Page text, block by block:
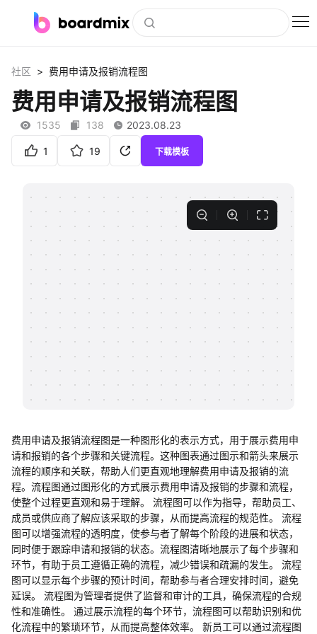
社区资源
下载
会员
私有化部署
客户案例
支持
社区 > 费用申请及报销流程图
费用申请及报销流程图
1535 138 2023.08.23
1 19 下载模板
费用申请及报销流程图是一种图形化的表示方式，用于展示费用申
请和报销的各个步骤和关键流程。这种图表通过图示和箭头来展示
流程的顺序和关联，帮助人们更直观地理解费用申请及报销的流
程。流程图通过图形化的方式展示费用申请及报销的步骤和流程，
使整个过程更直观和易于理解。 流程图可以作为指导，帮助员工、
成员或供应商了解应该采取的步骤，从而提高流程的规范性。 流程
图可以增强流程的透明度，使参与者了解每个阶段的进展和状态，
同时便于跟踪申请和报销的状态。流程图清晰地展示了每个步骤和
环节，有助于员工遵循正确的流程，减少错误和疏漏的发生。 流程
图可以显示每个步骤的预计时间，帮助参与者合理安排时间，避免
延误。 流程图为管理者提供了监督和审计的工具，确保流程的合规
性和准确性。 通过展示流程的每个环节，流程图可以帮助识别和优
化流程中的繁琐环节，从而提高整体效率。 新员工可以通过流程图